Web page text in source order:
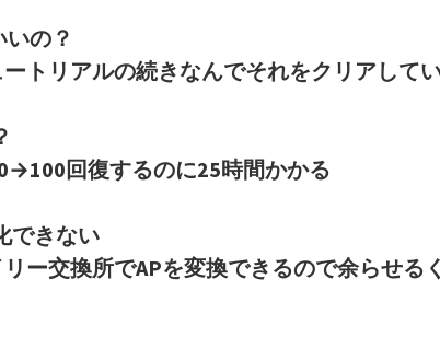
の？
トリアルの続きなんでそれをクリアして
回復するのに25時間かかる
できない
ー交換所でAPを変換できるので余らせる